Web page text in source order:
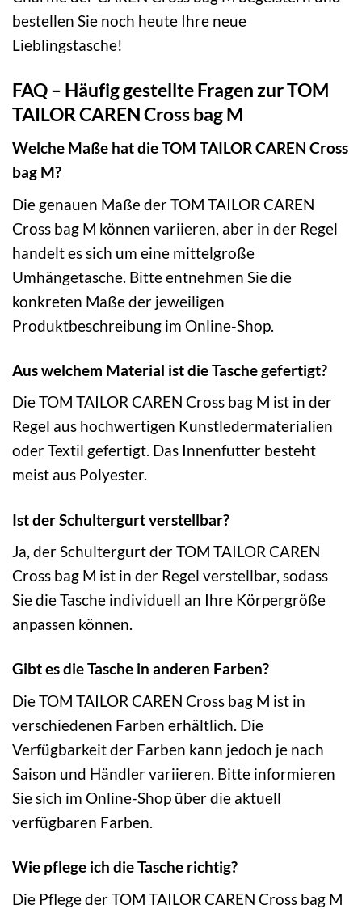
bestellen Sie noch heute Ihre neue
Lieblingstasche!
FAQ – Häufig gestellte Fragen zur TOM
TAILOR CAREN Cross bag M
Welche Maße hat die TOM TAILOR CAREN Cross
bag M?
Die genauen Maße der TOM TAILOR CAREN
Cross bag M können variieren, aber in der Regel
handelt es sich um eine mittelgroße
Umhängetasche. Bitte entnehmen Sie die
konkreten Maße der jeweiligen
Produktbeschreibung im Online-Shop.
Aus welchem Material ist die Tasche gefertigt?
Die TOM TAILOR CAREN Cross bag M ist in der
Regel aus hochwertigen Kunstledermaterialien
oder Textil gefertigt. Das Innenfutter besteht
meist aus Polyester.
Ist der Schultergurt verstellbar?
Ja, der Schultergurt der TOM TAILOR CAREN
Cross bag M ist in der Regel verstellbar, sodass
Sie die Tasche individuell an Ihre Körpergröße
anpassen können.
Gibt es die Tasche in anderen Farben?
Die TOM TAILOR CAREN Cross bag M ist in
verschiedenen Farben erhältlich. Die
Verfügbarkeit der Farben kann jedoch je nach
Saison und Händler variieren. Bitte informieren
Sie sich im Online-Shop über die aktuell
verfügbaren Farben.
Wie pflege ich die Tasche richtig?
Die Pflege der TOM TAILOR CAREN Cross bag M